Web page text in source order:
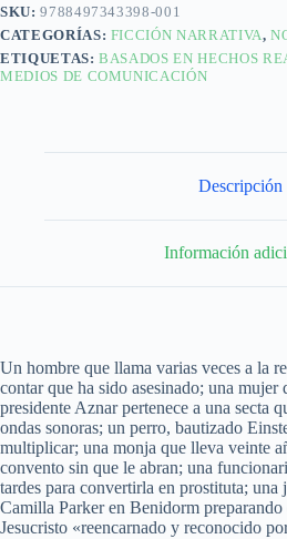
SKU:9788497343398-001
CATEGORÍAS: FICCIÓN NARRATIVA,
ETIQUETAS:BASADOS EN HECHOS
MEDIOS DE COMUNICACIÓN
Descripción
Información
Un hombre que llama varias veces a la
contar que ha sido asesinado; una mujer
presidente Aznar pertenece a una secta
ondas sonoras; un perro, bautizado
multiplicar; una monja que lleva veinte
convento sin que le abran; una
tardes para convertirla en prostituta; una
Camilla Parker en Benidorm
Jesucristo «reencarnado y reconocido